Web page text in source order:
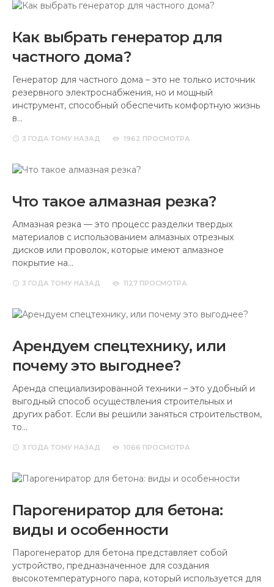
Как выбрать генератор для
частного дома?
Генератор для частного дома – это не только источник
резервного электроснабжения, но и мощный
инструмент, способный обеспечить комфортную жизнь
в…
3 ГОДА ТОМУ НАЗАД 1962 ПРОСМОТРА
Что такое алмазная резка?
Алмазная резка — это процесс разделки твердых
материалов с использованием алмазных отрезных
дисков или проволок, которые имеют алмазное
покрытие на…
3 ГОДА ТОМУ НАЗАД 1127 ПРОСМОТРА
Арендуем спецтехнику, или
почему это выгоднее?
Аренда специализированной техники – это удобный и
выгодный способ осуществления строительных и
других работ. Если вы решили заняться строительством,
то…
3 ГОДА ТОМУ НАЗАД 1066 ПРОСМОТРА
Парогениратор для бетона:
виды и особенности
Парогенератор для бетона представляет собой
устройство, предназначенное для создания
высокотемпературного пара, который используется для